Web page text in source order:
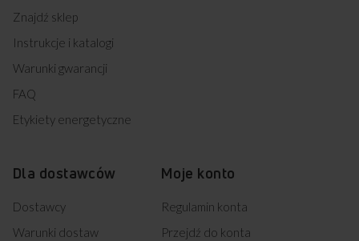
Znajdź sklep
Instrukcje i katalogi
Warunki gwarancji
FAQ
Etykiety energetyczne
Dla dostawców
Dostawcy
Warunki dostaw
Moje konto
Regulamin konta
Przejdź do konta